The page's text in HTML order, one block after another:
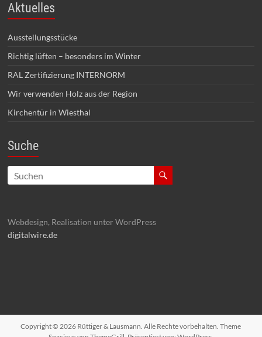
Aktuelles
Ausstellungsstücke
Richtig lüften – besonders im Winter
RAL Zertifizierung INTERNORM
Wir verwenden Holz aus der Region
Kirchentür in Wiesthal
Suche
Webdesign, Realisation unter WordPress
digitalwire.de
Copyright © 2026 Rüttiger & Lausmann. Alle Rechte vorbehalten. Theme